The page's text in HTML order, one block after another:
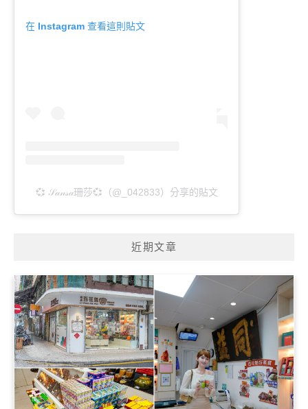
在 Instagram 查看這則貼文
💞 𝒮𝒶𝓃𝓈𝒶珊莎💞（@_042833）分享的貼文
近期文章